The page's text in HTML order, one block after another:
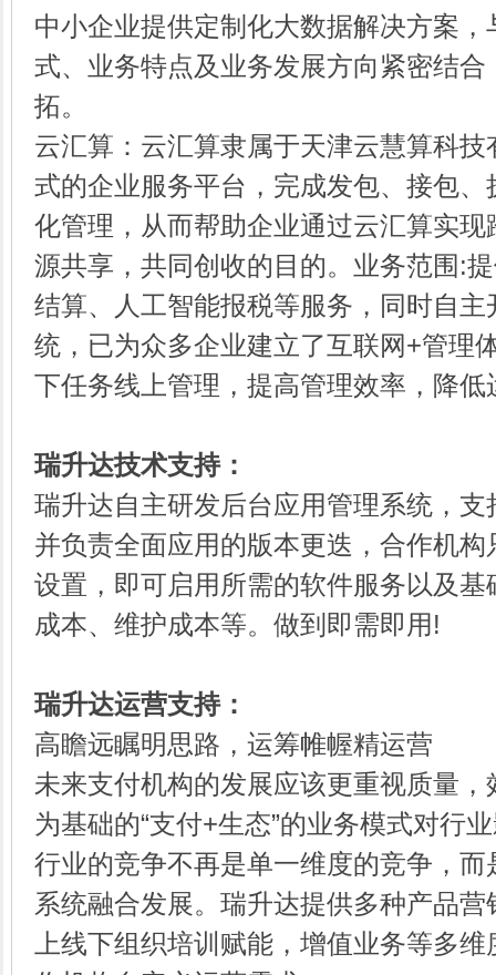
中小企业提供定制化大数据解决方案
式、业务特点及业务发展方向紧密结
拓。
云汇算：云汇算隶属于天津云慧算科
式的企业服务平台，完成发包、接包
化管理，从而帮助企业通过云汇算实
源共享，共同创收的目的。业务范围:
结算、人工智能报税等服务，同时自
统，已为众多企业建立了互联网+管理
下任务线上管理，提高管理效率，降低
瑞升达技术支持：
瑞升达自主研发后台应用管理系统，
并负责全面应用的版本更迭，合作机
设置，即可启用所需的软件服务以及
成本、维护成本等。做到即需即用!
瑞升达运营支持：
高瞻远瞩明思路，运筹帷幄精运营
未来支付机构的发展应该更重视质量
为基础的“支付+生态”的业务模式对行
行业的竞争不再是单一维度的竞争，
系统融合发展。瑞升达提供多种产品
上线下组织培训赋能，增值业务等多